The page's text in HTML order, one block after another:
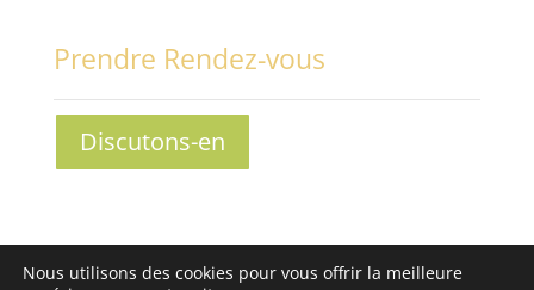
Prendre Rendez-vous
Discutons-en
droits réservés -Mentions légales - Conditions
Nous utilisons des cookies pour vous offrir la meilleure